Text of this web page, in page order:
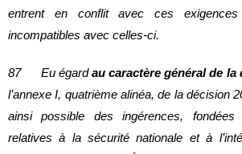
entrent en conflit avec ces exigences
incompatibles avec celles‑ci.
87 Eu égardau caractère général de la
l’annexe I, quatrième alinéa, de la décision
ainsi possible des ingérences,
relatives à la sécurité nationale et à